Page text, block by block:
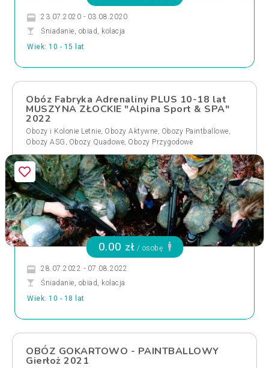
23.07.2020 - 03.08.2020
Śniadanie, obiad, kolacja
Wiek: 10 - 15 lat
Obóz Fabryka Adrenaliny PLUS 10-18 lat
MUSZYNA ZŁOCKIE "Alpina Sport & SPA"
2022
Obozy i Kolonie Letnie, Obozy Aktywne, Obozy Paintballowe,
Obozy ASG , Obozy Quadowe, Obozy Przygodowe
0.00 zł / osobę
28.07.2022 - 07.08.2022
Śniadanie, obiad, kolacja
Wiek: 10 - 18 lat
OBÓZ GOKARTOWO - PAINTBALLOWY
Gierłoż 2021